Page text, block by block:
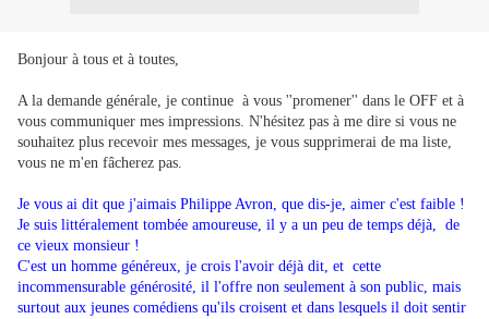
Bonjour à tous et à toutes,
A la demande générale, je continue à vous ''promener'' dans le OFF et à
vous communiquer mes impressions. N'hésitez pas à me dire si vous ne
souhaitez plus recevoir mes messages, je vous supprimerai de ma liste,
vous ne m'en fâcherez pas.
Je vous ai dit que j'aimais Philippe Avron, que dis-je, aimer c'est faible !
Je suis littéralement tombée amoureuse, il y a un peu de temps déjà, de
ce vieux monsieur !
C'est un homme généreux, je crois l'avoir déjà dit, et cette
incommensurable générosité, il l'offre non seulement à son public, mais
surtout aux jeunes comédiens qu'ils croisent et dans lesquels il doit sentir